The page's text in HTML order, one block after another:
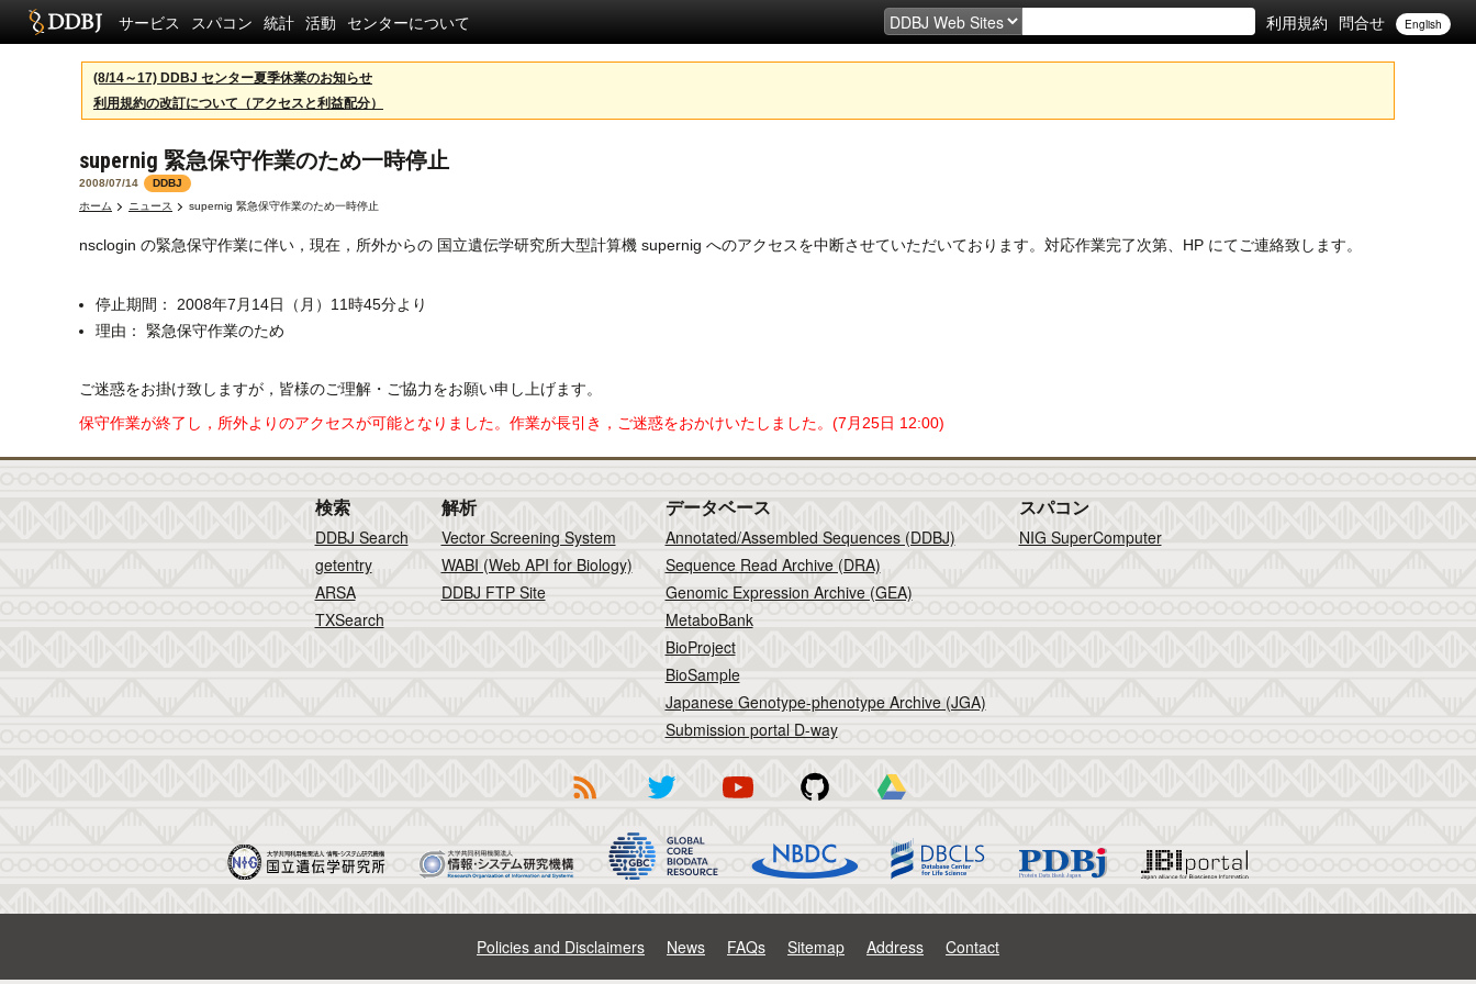
サービス スパコン 統計 活動 センターについて 利用規約 問合せ English
(8/14～17) DDBJ センター夏季休業のお知らせ
利用規約の改訂について（アクセスと利益配分）
supernig 緊急保守作業のため一時停止
2008/07/14
DDBJ
ホーム
ニュース supernig 緊急保守作業のため一時停止
nsclogin の緊急保守作業に伴い，現在，所外からの 国立遺伝学研究所大型計算機 supernig へのアクセスを中断させていただいております。対応作業完了次第、HP にてご連絡致します。
停止期間： 2008年7月14日（月）11時45分より
理由： 緊急保守作業のため
ご迷惑をお掛け致しますが，皆様のご理解・ご協力をお願い申し上げます。
保守作業が終了し，所外よりのアクセスが可能となりました。作業が長引き，ご迷惑をおかけいたしました。(7月25日 12:00)
検索
DDBJ Search
getentry
ARSA
TXSearch
解析
Vector Screening System
WABI (Web API for Biology)
DDBJ FTP Site
データベース
Annotated/Assembled Sequences (DDBJ)
Sequence Read Archive (DRA)
Genomic Expression Archive (GEA)
MetaboBank
BioProject
BioSample
Japanese Genotype-phenotype Archive (JGA)
Submission portal D-way
スパコン
NIG SuperComputer
Policies and Disclaimers News FAQs Sitemap Address Contact